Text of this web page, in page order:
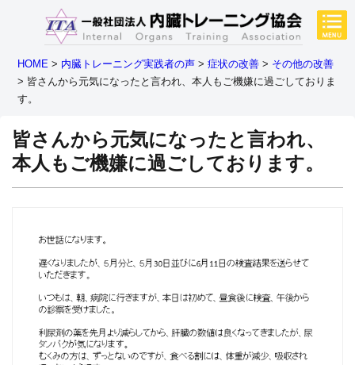
HOME > 内臓トレーニング実践者の声 >症状の改善 > その他の改善
> 皆さんから元気になったと言われ、本人もご機嫌に過ごしておりま
す。
皆さんから元気になったと言われ、
本人もご機嫌に過ごしております。